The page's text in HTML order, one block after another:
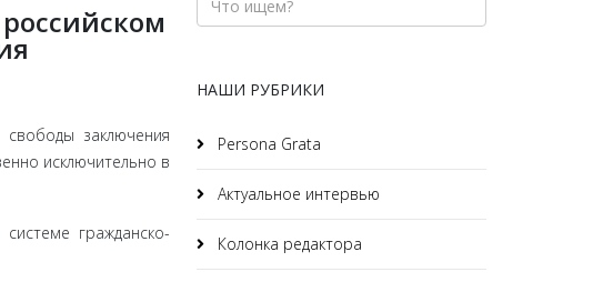
заключения
исключительно в
гражданско-
НАШИ РУБРИКИ
Persona Grata
Актуальное интервью
Колонка редактора